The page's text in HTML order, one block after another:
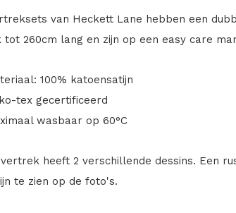
van Heckett Lane hebben een
260cm lang en zijn op een easy care
100% katoensatijn
tex gecertificeerd
wasbaar op 60°C
heeft 2 verschillende dessins. Een
te zien op de foto's.